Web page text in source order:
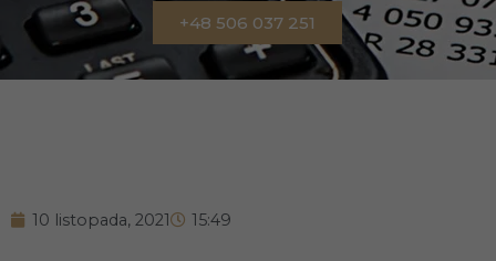
+48 506 037 251
10 listopada, 2021 15:49